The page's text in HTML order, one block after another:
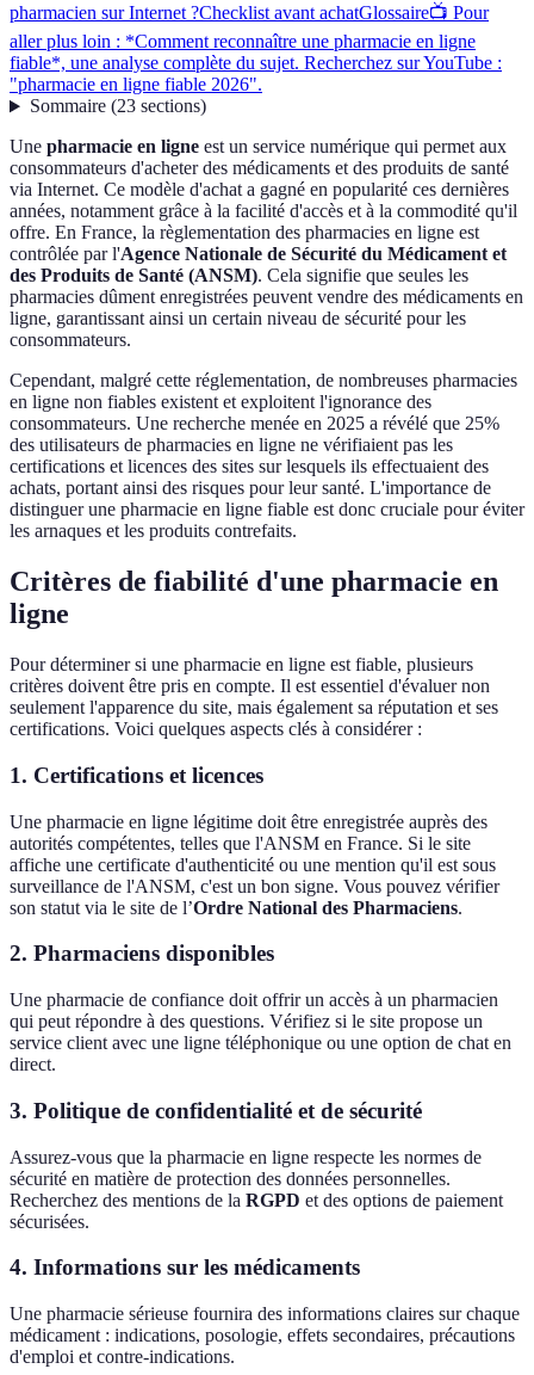
pharmacien sur Internet ?Checklist avant achatGlossaire📺 Pour
aller plus loin : *Comment reconnaître une pharmacie en ligne
fiable*, une analyse complète du sujet. Recherchez sur YouTube :
"pharmacie en ligne fiable 2026".
Sommaire(23 sections)
Une pharmacie en ligne est un service numérique qui permet aux
consommateurs d'acheter des médicaments et des produits de santé
via Internet. Ce modèle d'achat a gagné en popularité ces dernières
années, notamment grâce à la facilité d'accès et à la commodité qu'il
offre. En France, la règlementation des pharmacies en ligne est
contrôlée par l'Agence Nationale de Sécurité du Médicament et
des Produits de Santé (ANSM). Cela signifie que seules les
pharmacies dûment enregistrées peuvent vendre des médicaments en
ligne, garantissant ainsi un certain niveau de sécurité pour les
consommateurs.
Cependant, malgré cette réglementation, de nombreuses pharmacies
en ligne non fiables existent et exploitent l'ignorance des
consommateurs. Une recherche menée en 2025 a révélé que 25%
des utilisateurs de pharmacies en ligne ne vérifiaient pas les
certifications et licences des sites sur lesquels ils effectuaient des
achats, portant ainsi des risques pour leur santé. L'importance de
distinguer une pharmacie en ligne fiable est donc cruciale pour éviter
les arnaques et les produits contrefaits.
Critères de fiabilité d'une pharmacie en
ligne
Pour déterminer si une pharmacie en ligne est fiable, plusieurs
critères doivent être pris en compte. Il est essentiel d'évaluer non
seulement l'apparence du site, mais également sa réputation et ses
certifications. Voici quelques aspects clés à considérer :
1. Certifications et licences
Une pharmacie en ligne légitime doit être enregistrée auprès des
autorités compétentes, telles que l'ANSM en France. Si le site
affiche une certificate d'authenticité ou une mention qu'il est sous
surveillance de l'ANSM, c'est un bon signe. Vous pouvez vérifier
son statut via le site de l’Ordre National des Pharmaciens.
2. Pharmaciens disponibles
Une pharmacie de confiance doit offrir un accès à un pharmacien
qui peut répondre à des questions. Vérifiez si le site propose un
service client avec une ligne téléphonique ou une option de chat en
direct.
3. Politique de confidentialité et de sécurité
Assurez-vous que la pharmacie en ligne respecte les normes de
sécurité en matière de protection des données personnelles.
Recherchez des mentions de la RGPD et des options de paiement
sécurisées.
4. Informations sur les médicaments
Une pharmacie sérieuse fournira des informations claires sur chaque
médicament : indications, posologie, effets secondaires, précautions
d'emploi et contre-indications.